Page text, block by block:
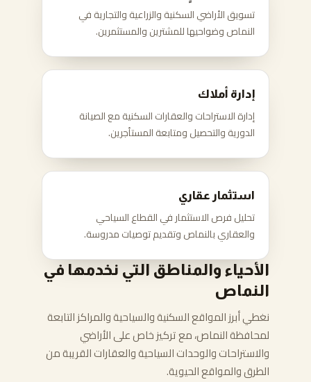
تسويق الأراضي السكنية والزراعية والتجارية في
النماص وضواحيها للمشترين والمستثمرين.
إدارة أملاك
إدارة الاستراحات والعقارات السكنية مع الصيانة
الدورية والتحصيل ومتابعة المستأجرين.
استثمار عقاري
تحليل فرص الاستثمار في القطاع السياحي
والعقاري بالنماص وتقديم توصيات مدروسة.
الأحياء والمناطق التي نخدمها في
النماص
نغطي أبرز المواقع السكنية والسياحية والمراكز التابعة
لمحافظة النماص، مع تركيز خاص على الأراضي
والاستراحات والوحدات السياحية والعقارات القريبة من
الطرق والمواقع الحيوية.